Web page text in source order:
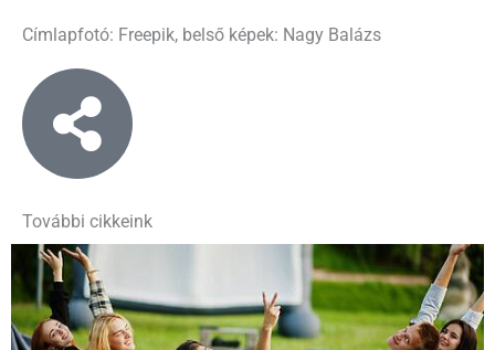
Címlapfotó: Freepik, belső képek: Nagy Balázs
További cikkeink